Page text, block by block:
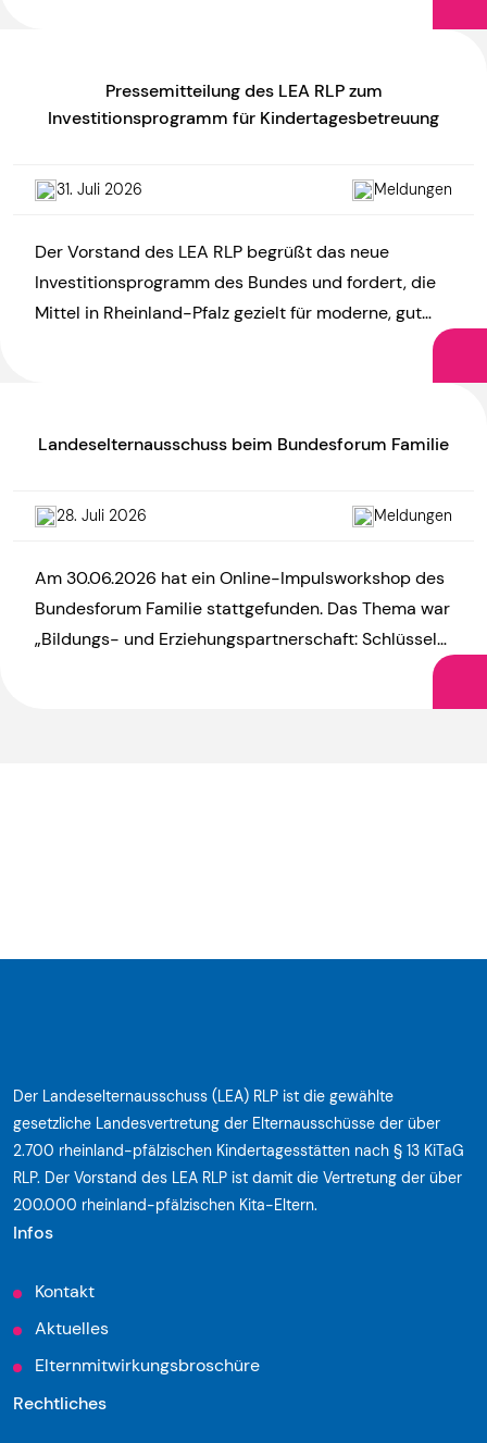
(SCQEG) und […]Pressemitteilung des LEA RLP zum
Investitionsprogramm für Kindertagesbetreuung
31. Juli 2026 Meldungen
Der Vorstand des LEA RLP begrüßt das neue
Investitionsprogramm des Bundes und fordert, die
Mittel in Rheinland-Pfalz gezielt für moderne, gut
Landeselternausschuss beim Bundesforum Familie
28. Juli 2026 Meldungen
Am 30.06.2026 hat ein Online-Impulsworkshop des
Bundesforum Familie stattgefunden. Das Thema war
„Bildungs- und Erziehungspartnerschaft: Schlüssel
Der Landeselternausschuss (LEA) RLP ist die gewählte
gesetzliche Landesvertretung der Elternausschüsse der über
2.700 rheinland-pfälzischen Kindertagesstätten nach § 13 KiTaG
RLP. Der Vorstand des LEA RLP ist damit die Vertretung der über
200.000 rheinland-pfälzischen Kita-Eltern.
Infos
Kontakt
Aktuelles
Elternmitwirkungsbroschüre
Rechtliches